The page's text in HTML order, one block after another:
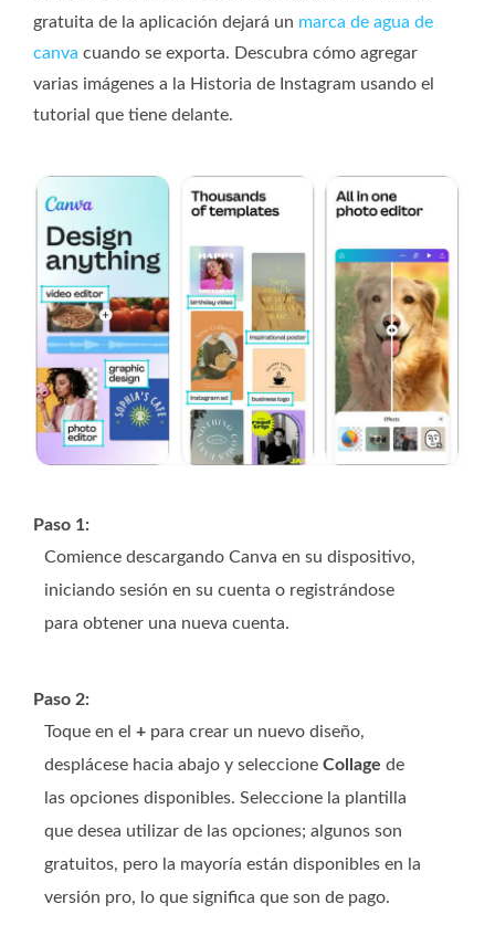
gratuita de la aplicación dejará un marca de agua de
canva cuando se exporta. Descubra cómo agregar
varias imágenes a la Historia de Instagram usando el
tutorial que tiene delante.
Paso 1:
Comience descargando Canva en su dispositivo,
iniciando sesión en su cuenta o registrándose
para obtener una nueva cuenta.
Paso 2:
Toque en el + para crear un nuevo diseño,
desplácese hacia abajo y seleccione Collage de
las opciones disponibles. Seleccione la plantilla
que desea utilizar de las opciones; algunos son
gratuitos, pero la mayoría están disponibles en la
versión pro, lo que significa que son de pago.